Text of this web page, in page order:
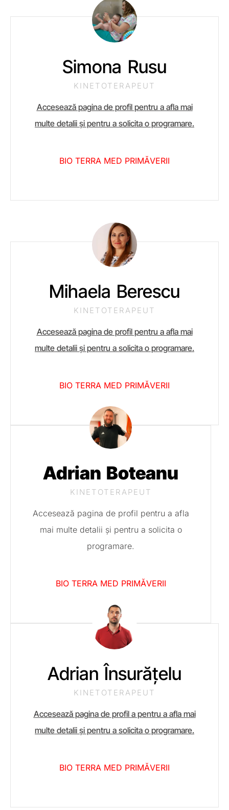
Simona Rusu
KINETOTERAPEUT
Accesează pagina de profil pentru a afla mai
multe detalii și pentru a solicita o programare.
BIO TERRA MED PRIMĂVERII
Mihaela Berescu
KINETOTERAPEUT
Accesează pagina de profil pentru a afla mai
multe detalii și pentru a solicita o programare.
BIO TERRA MED PRIMĂVERII
Adrian Boteanu
KINETOTERAPEUT
Accesează pagina de profil pentru a afla
mai multe detalii și pentru a solicita o
programare.
BIO TERRA MED PRIMĂVERII
Adrian Însurățelu
KINETOTERAPEUT
Accesează pagina de profil a pentru a afla mai
multe detalii și pentru a solicita o programare.
BIO TERRA MED PRIMĂVERII